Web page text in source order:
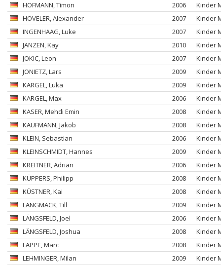
HOFMANN, Timon 2006
Kinder
HÖVELER, Alexander 2007
Kinder
INGENHAAG, Luke 2007
Kinder
JANZEN, Kay 2010
Kinder
JOKIC, Leon 2007
Kinder
JONIETZ, Lars 2009
Kinder
KARGEL, Luka 2009
Kinder
KARGEL, Max 2006
Kinder
KASER, Mehdi Emin 2008
Kinder
KAUFMANN, Jakob 2008
Kinder
KLEIN, Sebastian 2006
Kinder
KLEINSCHMIDT, Hannes 2009
Kinder
KREITNER, Adrian 2006
Kinder
KÜPPERS, Philipp 2008
Kinder
KÜSTNER, Kai 2008
Kinder
LANGMACK, Till 2009
Kinder
LÄNGSFELD, Joel 2006
Kinder
LÄNGSFELD, Joshua 2008
Kinder
LAPPE, Marc 2008
Kinder
LEHMINGER, Milan 2009
Kinder